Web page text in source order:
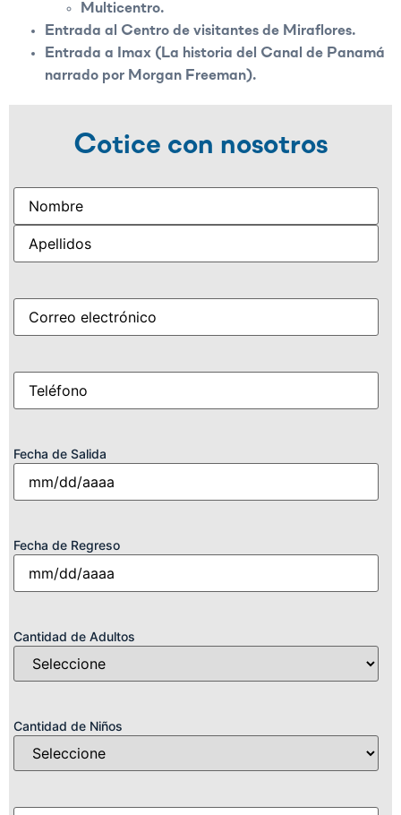
Multicentro.
Entrada al Centro de visitantes de Miraflores.
Entrada a Imax (La historia del Canal de Panamá
narrado por Morgan Freeman).
Cotice con nosotros
Name
Correo
electrónico
Móvil
Fecha de Salida
Fecha de Regreso
Cantidad de Adultos
Cantidad de Niños